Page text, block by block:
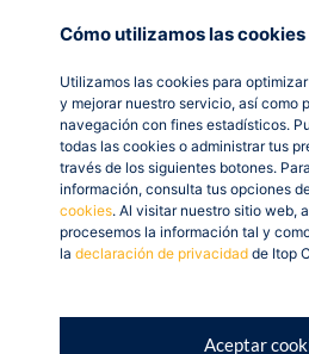
Cómo utilizamos las cookies
Utilizamos las cookies para
y mejorar nuestro servicio, así como
navegación con fines estadísticos.
todas las cookies o administrar tus
través de los siguientes botones.
información, consulta tus opciones
cookies. Al visitar nuestro sitio web,
procesemos la información tal y
la declaración de privacidad de Itop
Aceptar
¿Cómo
construir tu
identidad
eres un
comercio?
Define tus valores y